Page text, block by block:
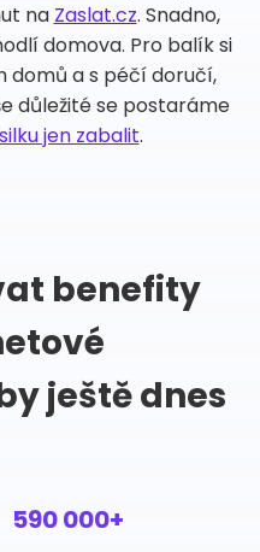
na Zaslat.cz. Snadno,
domova. Pro balík si
domů a s péčí doručí,
důležité se postaráme
jen zabalit.
benefity
ještě dnes
590 000+